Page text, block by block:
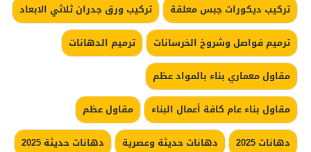
تركيب ديكورات جبس معلقة
تركيب ورق جدران ثلاثي الابعاد
ترميم فواصل وشروخ الخرسانات
ترميم الدهانات
مقاول معماري بناء بالمواد عظم
مقاول بناء عام كافة أعمال البناء
مقاول عظم
دهانات 2025
دهانات حديثة وعصرية
دهانات حديثة 2025